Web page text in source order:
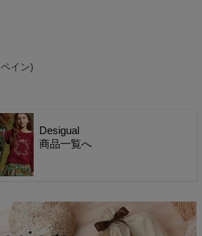
イン)
Desigual
商品一覧へ